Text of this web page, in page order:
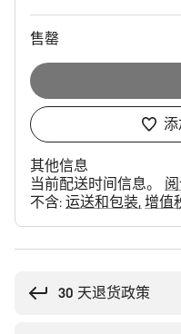
售罄
其他信息
当前配送时间信息。
不含: 运送和包装 增值
30 天退货政策